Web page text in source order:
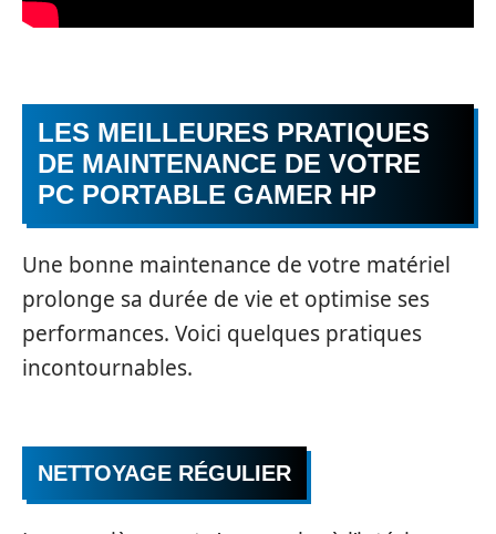
LES MEILLEURES PRATIQUES
DE MAINTENANCE DE VOTRE
PC PORTABLE GAMER HP
Une bonne maintenance de votre matériel
prolonge sa durée de vie et optimise ses
performances. Voici quelques pratiques
incontournables.
NETTOYAGE RÉGULIER